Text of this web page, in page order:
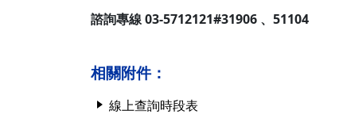
諮詢專線 03-5712121#31906 、51104
相關附件：
線上查詢時段表